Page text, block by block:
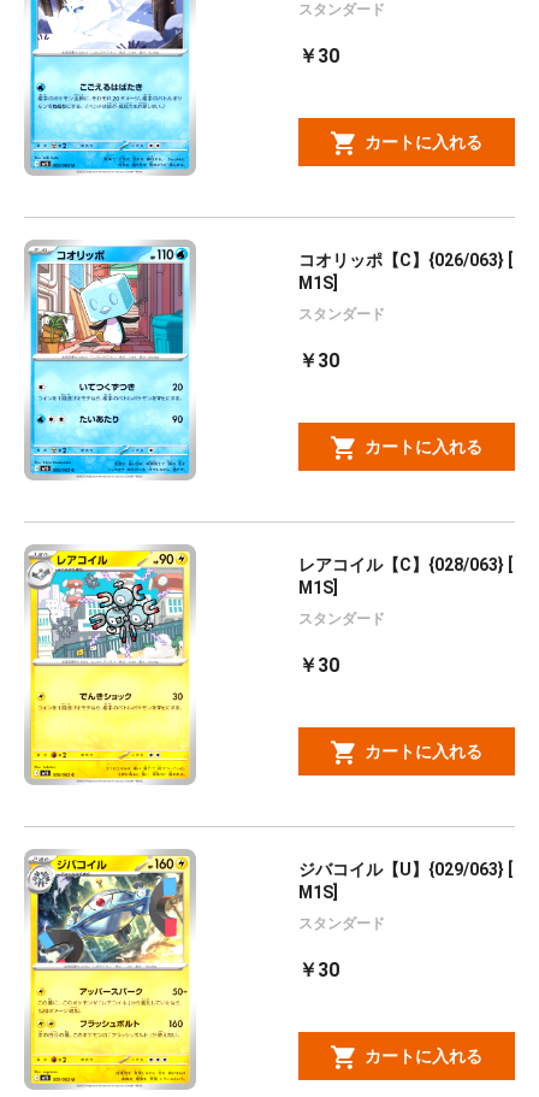
スタンダード
￥30
カートに入れる
コオリッポ【C】{026/063} [
M1S]
スタンダード
￥30
カートに入れる
レアコイル【C】{028/063} [
M1S]
スタンダード
￥30
カートに入れる
ジバコイル【U】{029/063} [
M1S]
スタンダード
￥30
カートに入れる